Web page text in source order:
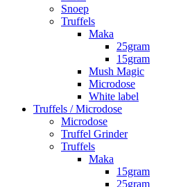
Snoep
Truffels
Maka
25gram
15gram
Mush Magic
Microdose
White label
Truffels / Microdose
Microdose
Truffel Grinder
Truffels
Maka
15gram
25gram